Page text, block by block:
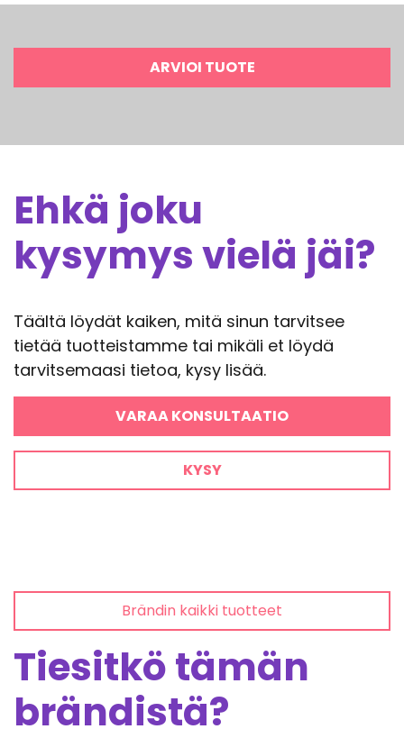
ARVIOI TUOTE
Ehkä joku
kysymys vielä jäi?
Täältä löydät kaiken, mitä sinun tarvitsee
tietää tuotteistamme tai mikäli et löydä
tarvitsemaasi tietoa, kysy lisää.
VARAA KONSULTAATIO
KYSY
Brändin kaikki tuotteet
Tiesitkö tämän
brändistä?